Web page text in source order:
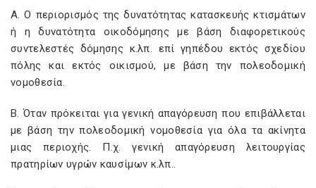
Α. Ο περιορισμός της δυνατότητας κατασκευής κτισμάτων
ή η δυνατότητα οικοδόμησης με βάση διαφορετικούς
συντελεστές δόμησης κ.λπ. επί γηπέδου εκτός σχεδίου
πόλης και εκτός οικισμού, με βάση την πολεοδομική
νομοθεσία.
Β. Όταν πρόκειται για γενική απαγόρευση που επιβάλλεται
με βάση την πολεοδομική νομοθεσία για όλα τα ακίνητα
μιας περιοχής. Π.χ. γενική απαγόρευση λειτουργίας
πρατηρίων υγρών καυσίμων κ.λπ..